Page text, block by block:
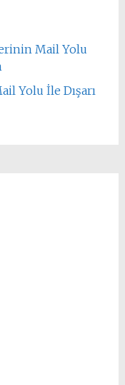
Mail Yolu
Yolu İle Dışarı